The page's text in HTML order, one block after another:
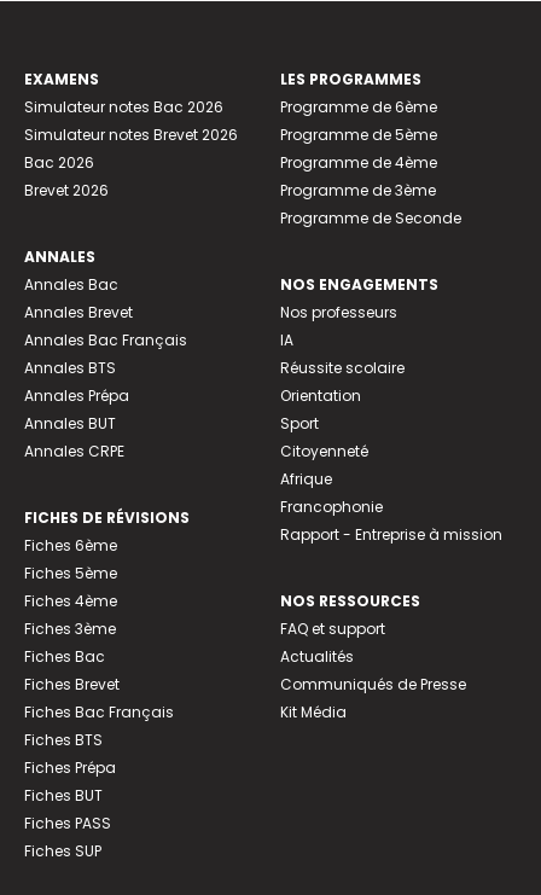
EXAMENS
Simulateur notes Bac 2026
Simulateur notes Brevet 2026
Bac 2026
Brevet 2026
ANNALES
Annales Bac
Annales Brevet
Annales Bac Français
Annales BTS
Annales Prépa
Annales BUT
Annales CRPE
FICHES DE RÉVISIONS
Fiches 6ème
Fiches 5ème
Fiches 4ème
Fiches 3ème
Fiches Bac
Fiches Brevet
Fiches Bac Français
Fiches BTS
Fiches Prépa
Fiches BUT
Fiches PASS
Fiches SUP
LES PROGRAMMES
Programme de 6ème
Programme de 5ème
Programme de 4ème
Programme de 3ème
Programme de Seconde
NOS ENGAGEMENTS
Nos professeurs
IA
Réussite scolaire
Orientation
Sport
Citoyenneté
Afrique
Francophonie
Rapport - Entreprise à mission
NOS RESSOURCES
FAQ et support
Actualités
Communiqués de Presse
Kit Média